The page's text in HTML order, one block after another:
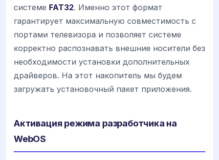
системе FAT32. Именно этот формат
гарантирует максимальную совместимость с
портами телевизора и позволяет системе
корректно распознавать внешние носители без
необходимости установки дополнительных
драйверов. На этот накопитель мы будем
загружать установочный пакет приложения.
Активация режима разработчика на
WebOS